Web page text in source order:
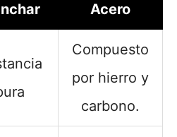
Acero
Compuesto
por hierro y
carbono.